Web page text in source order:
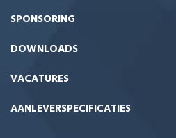
SPONSORING
DOWNLOADS
VACATURES
AANLEVERSPECIFICATIES